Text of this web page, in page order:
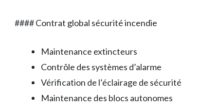
#### Contrat global sécurité incendie
Maintenance extincteurs
Contrôle des systèmes d’alarme
Vérification de l’éclairage de sécurité
Maintenance des blocs autonomes